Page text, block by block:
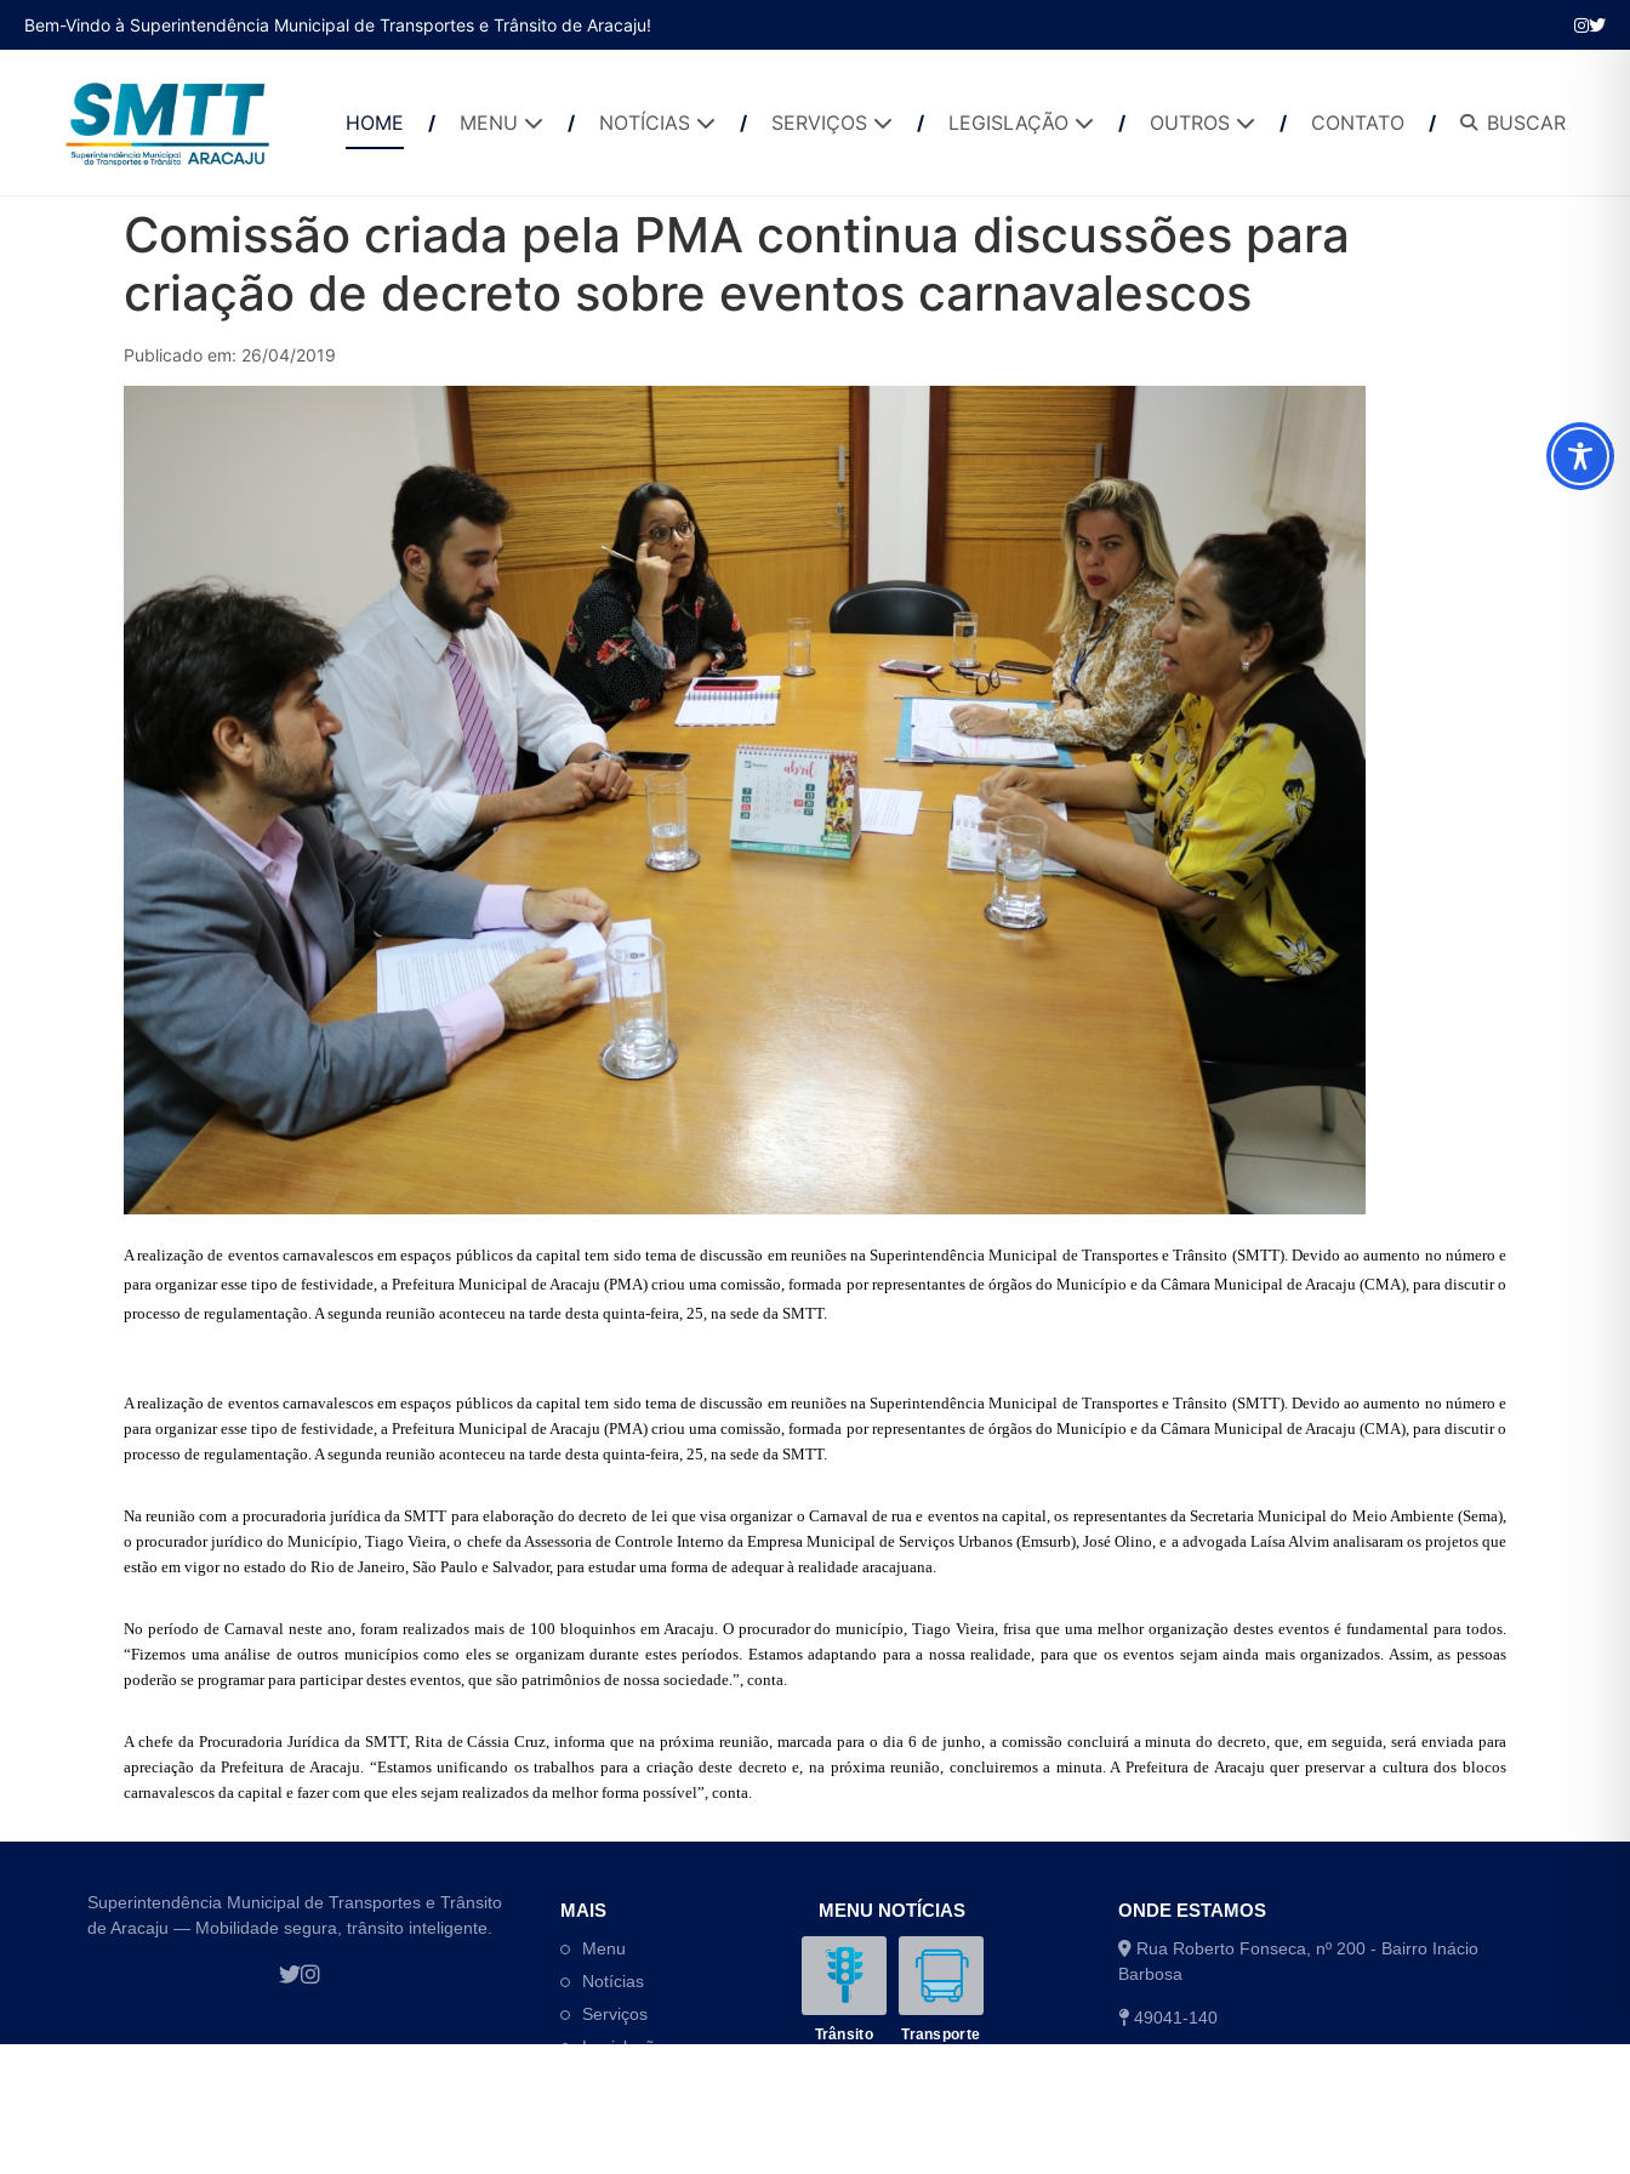
Bem-Vindo à Superintendência Municipal de Transportes e Trânsito de Aracaju!
HOME MENU NOTÍCIAS SERVIÇOS LEGISLAÇÃO OUTROS CONTATO BUSCAR
Comissão criada pela PMA continua discussões para
criação de decreto sobre eventos carnavalescos
Publicado em: 26/04/2019
A realização de eventos carnavalescos em espaços públicos da capital tem sido tema de discussão em reuniões na Superintendência Municipal de Transportes e Trânsito (SMTT). Devido ao aumento no número e
para organizar esse tipo de festividade, a Prefeitura Municipal de Aracaju (PMA) criou uma comissão, formada por representantes de órgãos do Município e da Câmara Municipal de Aracaju (CMA), para discutir o
processo de regulamentação. A segunda reunião aconteceu na tarde desta quinta-feira, 25, na sede da SMTT.
A realização de eventos carnavalescos em espaços públicos da capital tem sido tema de discussão em reuniões na Superintendência Municipal de Transportes e Trânsito (SMTT). Devido ao aumento no número e
para organizar esse tipo de festividade, a Prefeitura Municipal de Aracaju (PMA) criou uma comissão, formada por representantes de órgãos do Município e da Câmara Municipal de Aracaju (CMA), para discutir o
processo de regulamentação. A segunda reunião aconteceu na tarde desta quinta-feira, 25, na sede da SMTT.
Na reunião com a procuradoria jurídica da SMTT para elaboração do decreto de lei que visa organizar o Carnaval de rua e eventos na capital, os representantes da Secretaria Municipal do Meio Ambiente (Sema),
o procurador jurídico do Município, Tiago Vieira, o chefe da Assessoria de Controle Interno da Empresa Municipal de Serviços Urbanos (Emsurb), José Olino, e a advogada Laísa Alvim analisaram os projetos que
estão em vigor no estado do Rio de Janeiro, São Paulo e Salvador, para estudar uma forma de adequar à realidade aracajuana.
No período de Carnaval neste ano, foram realizados mais de 100 bloquinhos em Aracaju. O procurador do município, Tiago Vieira, frisa que uma melhor organização destes eventos é fundamental para todos.
“Fizemos uma análise de outros municípios como eles se organizam durante estes períodos. Estamos adaptando para a nossa realidade, para que os eventos sejam ainda mais organizados. Assim, as pessoas
poderão se programar para participar destes eventos, que são patrimônios de nossa sociedade.”, conta.
A chefe da Procuradoria Jurídica da SMTT, Rita de Cássia Cruz, informa que na próxima reunião, marcada para o dia 6 de junho, a comissão concluirá a minuta do decreto, que, em seguida, será enviada para
apreciação da Prefeitura de Aracaju. “Estamos unificando os trabalhos para a criação deste decreto e, na próxima reunião, concluiremos a minuta. A Prefeitura de Aracaju quer preservar a cultura dos blocos
carnavalescos da capital e fazer com que eles sejam realizados da melhor forma possível”, conta.
Superintendência Municipal de Transportes e Trânsito
de Aracaju — Mobilidade segura, trânsito inteligente.
MAIS
Menu
Notícias
Serviços
Legislação
MENU NOTÍCIAS
Trânsito Transporte
ONDE ESTAMOS
Rua Roberto Fonseca, nº 200 - Bairro Inácio
Barbosa
49041-140